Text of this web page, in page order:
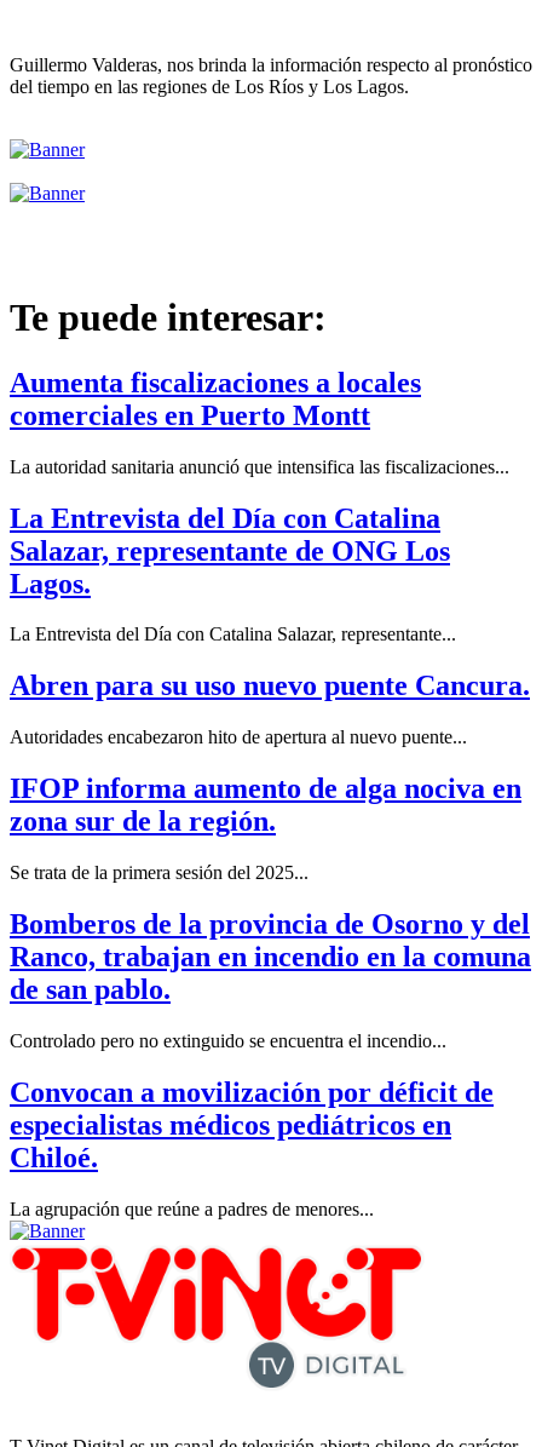
Guillermo Valderas, nos brinda la información respecto al pronóstico
del tiempo en las regiones de Los Ríos y Los Lagos.
Te puede interesar:
Aumenta fiscalizaciones a locales
comerciales en Puerto Montt
La autoridad sanitaria anunció que intensifica las fiscalizaciones...
La Entrevista del Día con Catalina
Salazar, representante de ONG Los
Lagos.
La Entrevista del Día con Catalina Salazar, representante...
Abren para su uso nuevo puente Cancura.
Autoridades encabezaron hito de apertura al nuevo puente...
IFOP informa aumento de alga nociva en
zona sur de la región.
Se trata de la primera sesión del 2025...
Bomberos de la provincia de Osorno y del
Ranco, trabajan en incendio en la comuna
de san pablo.
Controlado pero no extinguido se encuentra el incendio...
Convocan a movilización por déficit de
especialistas médicos pediátricos en
Chiloé.
La agrupación que reúne a padres de menores...